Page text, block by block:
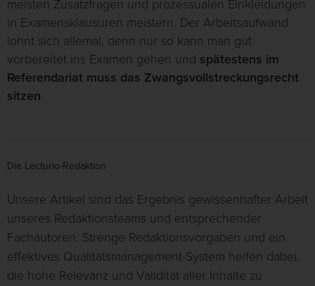
meisten Zusatzfragen und prozessualen Einkleidungen
in Examensklausuren meistern. Der Arbeitsaufwand
lohnt sich allemal, denn nur so kann man gut
vorbereitet ins Examen gehen und spätestens im
Referendariat muss das Zwangsvollstreckungsrecht
sitzen.
Die Lecturio-Redaktion
Unsere Artikel sind das Ergebnis gewissenhafter Arbeit
unseres Redaktionsteams und entsprechender
Fachautoren. Strenge Redaktionsvorgaben und ein
effektives Qualitätsmanagement-System helfen dabei,
die hohe Relevanz und Validität aller Inhalte zu